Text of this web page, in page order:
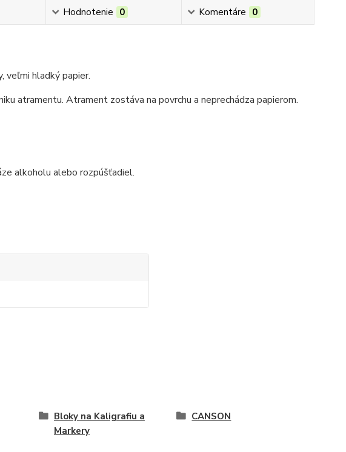
Hodnotenie 0 Komentáre 0
veľmi hladký papier.
atramentu. Atrament zostáva na povrchu a neprechádza papierom.
alkoholu alebo rozpúšťadiel.
Bloky na Kaligrafiu a
Markery
CANSON